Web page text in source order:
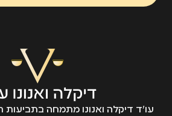
עו״ד דיקלה ואנונו מתמחה